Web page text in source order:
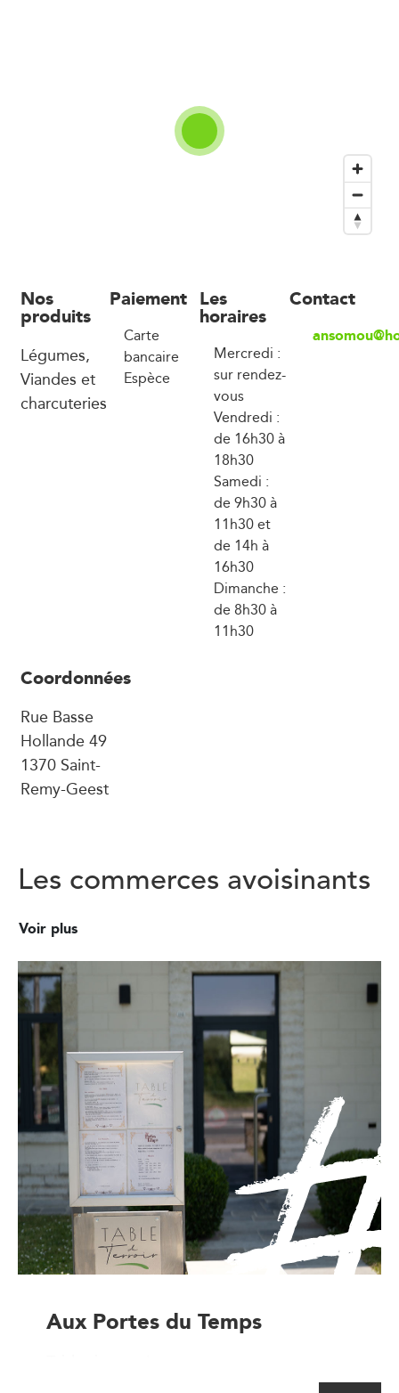
Nos
produits
Légumes,
Viandes et
charcuteries
Paiement
Carte
bancaire
Espèce
Les
horaires
Mercredi :
sur rendez-
vous
Vendredi :
de 16h30 à
18h30
Samedi :
de 9h30 à
11h30 et
de 14h à
16h30
Dimanche :
de 8h30 à
11h30
Contact
Coordonnées
Rue Basse
Hollande 49
1370 Saint-
Remy-Geest
Les commerces avoisinants
Voir plus
Aux Portes du Temps